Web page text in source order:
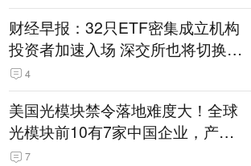
财经早报：32只ETF密集成立机构
投资者加速入场 深交所也将切换交
易线路
4
美国光模块禁令落地难度大！全球
光模块前10有7家中国企业，产业
界人士：想“脱钩”并不容易
7